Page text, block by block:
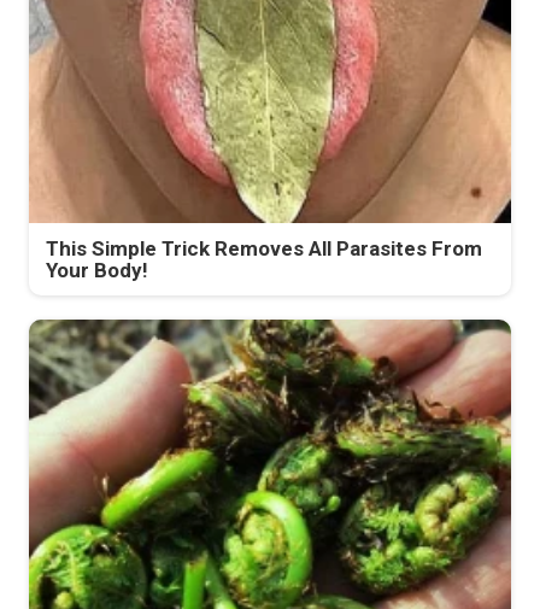
This Simple Trick Removes All Parasites From
Your Body!